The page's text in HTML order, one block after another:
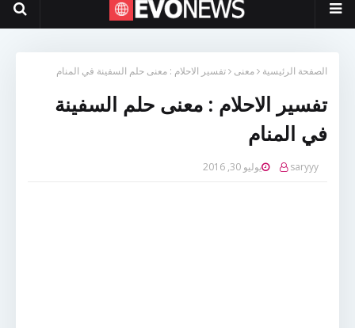
الصفحة الرئيسية معنى تفسير الاحلام : معنى حلم السفينة في المنام
تفسير الاحلام : معنى حلم السفينة
في المنام
saryyy يوليو 30, 2016